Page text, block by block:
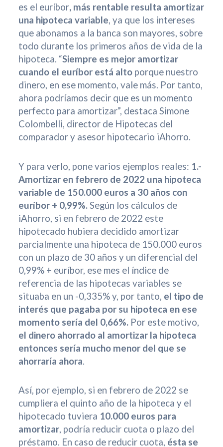
es el euríbor, más rentable resulta amortizar
una hipoteca variable, ya que los intereses
que abonamos a la banca son mayores, sobre
todo durante los primeros años de vida de la
hipoteca. “Siempre es mejor amortizar
cuando el euríbor está alto porque nuestro
dinero, en ese momento, vale más. Por tanto,
ahora podríamos decir que es un momento
perfecto para amortizar”, destaca Simone
Colombelli, director de Hipotecas del
comparador y asesor hipotecario iAhorro.
Y para verlo, pone varios ejemplos reales: 1.-
Amortizar en febrero de 2022 una hipoteca
variable de 150.000 euros a 30 años con
euríbor + 0,99%.Según los cálculos de
iAhorro, si en febrero de 2022 este
hipotecado hubiera decidido amortizar
parcialmente una hipoteca de 150.000 euros
con un plazo de 30 años y un diferencial del
0,99% + euríbor, ese mes el índice de
referencia de las hipotecas variables se
situaba en un -0,335% y, por tanto, el tipo de
interés que pagaba por su hipoteca en ese
momento sería del 0,66%. Por este motivo,
el dinero ahorrado al amortizar la hipoteca
entonces sería mucho menor del que se
ahorraría ahora.
Así, por ejemplo, si en febrero de 2022 se
cumpliera el quinto año de la hipoteca y el
hipotecado tuviera 10.000 euros para
amortizar, podría reducir cuota o plazo del
préstamo. En caso de reducir cuota, ésta se